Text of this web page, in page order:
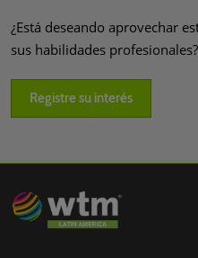
¿Está deseando aprovechar
sus habilidades profesionales?
Registre su interés